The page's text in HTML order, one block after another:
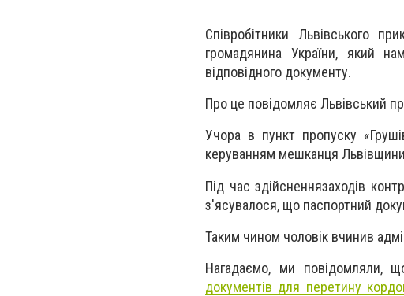
Співробітники Львівського
громадянина України, який
відповідного документу.
Про це повідомляє Львівський
Учора в пункт пропуску
керуванням мешканця
Під час здійсненнязаходів
з'ясувалося, що паспортний
Таким чином чоловік вчинив
Нагадаємо, ми повідомляли,
документів для перетину